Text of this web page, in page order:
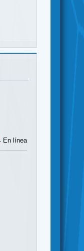
En línea